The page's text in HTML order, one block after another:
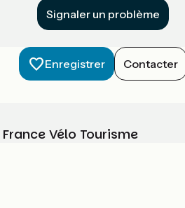
Signaler un problème
Enregistrer Contacter
Vélo Tourisme